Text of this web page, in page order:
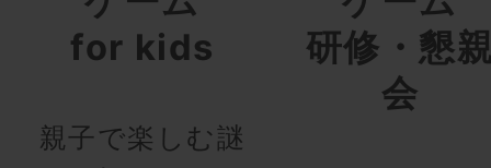
for kids
親子で楽しむ謎
研修・懇
会